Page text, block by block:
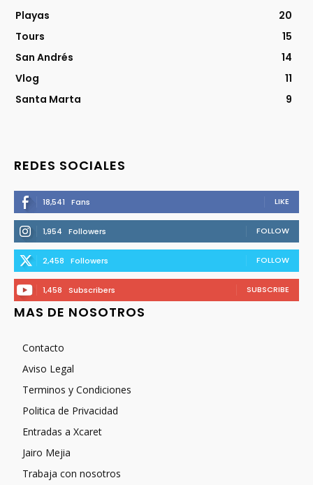
Playas
20
Tours
15
San Andrés
14
Vlog
11
Santa Marta
9
REDES SOCIALES
18,541 Fans LIKE
1,954 Followers FOLLOW
2,458 Followers FOLLOW
1,458 Subscribers SUBSCRIBE
MAS DE NOSOTROS
Contacto
Aviso Legal
Terminos y Condiciones
Politica de Privacidad
Entradas a Xcaret
Jairo Mejia
Trabaja con nosotros